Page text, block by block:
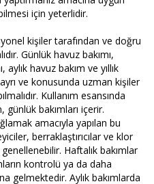
için yeterlidir.
kişiler tarafından ve doğru
Günlük havuz bakımı,
aylık havuz bakım ve yıllık
ayrı ve konusunda uzman kişiler
Kullanım esansında
günlük bakımları içerir.
amacıyla yapılan bu
berraklaştırıcılar ve klor
Haftalık bakımlar
kontrolü ya da daha
gelmektedir. Aylık bakımlarda